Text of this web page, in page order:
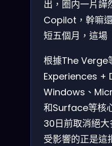
出，圈内一片
Copilot，幹嘛
短五個月，這場
根據The Verge
Experiences +
Windows、
和Surface等核
30日前取消絕
受影響的正是這